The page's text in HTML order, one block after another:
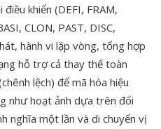
khiển (DEFI, FRAM,
CLON, PAST, DISC,
hành vi lặp vòng, tổng hợp
hỗ trợ cả thay thế toàn
lệch) để mã hóa hiệu
như hoạt ảnh dựa trên đối
nghĩa một lần và di chuyển vị